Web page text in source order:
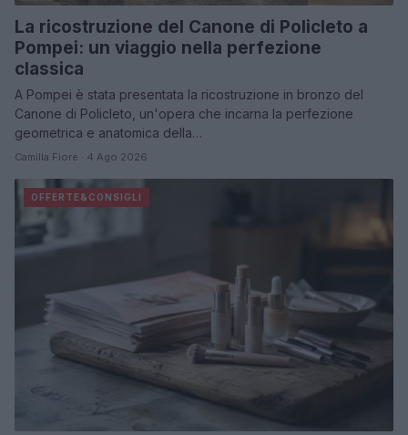
La ricostruzione del Canone di Policleto a
Pompei: un viaggio nella perfezione
classica
A Pompei è stata presentata la ricostruzione in bronzo del
Canone di Policleto, un'opera che incarna la perfezione
geometrica e anatomica della…
Camilla Fiore · 4 Ago 2026
OFFERTE&CONSIGLI